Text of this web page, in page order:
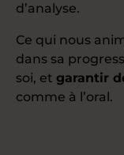
d’analyse.
Ce qui nous
dans sa
soi, et garantir
comme à l’oral.